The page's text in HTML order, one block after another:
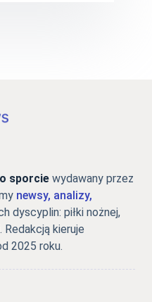
sporcie wydawany przez
newsy, analizy,
dyscyplin: piłki nożnej,
kieruje
2025 roku.